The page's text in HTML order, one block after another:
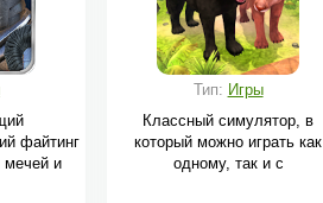
файтинг
мечей и
Тип: Игры
Классный симулятор, в
который можно играть как
одному, так и с